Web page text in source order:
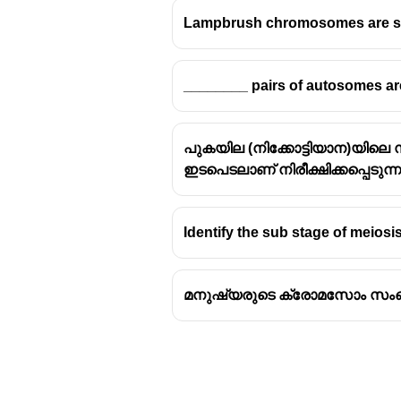
Translation begins when the
complex and sets the stage
occurs prior but is technically
is part of transcription or
Lampbrush chromosomes are
________ pairs of autosomes
പുകയില
ഇടപെടലാണ്
Identify the sub stage of
മനുഷ്യരുടെ ക്രോമസോം